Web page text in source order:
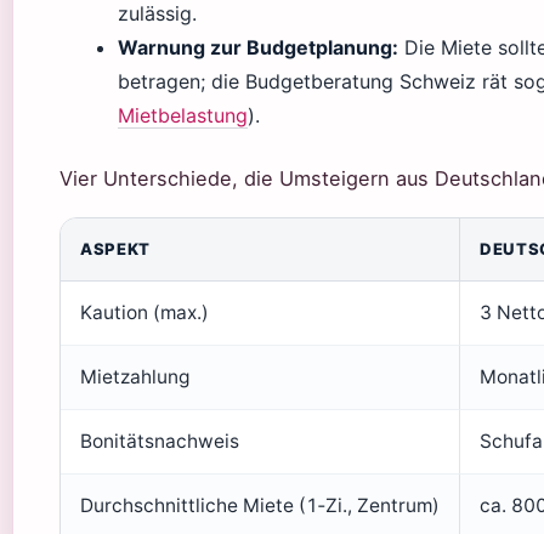
zulässig.
Warnung zur Budgetplanung: Die Miete
betragen; die Budgetberatung Schweiz rät
Mietbelastung).
Vier Unterschiede, die Umsteigern aus
ASPEKT
Kaution (max.) 3
Mietzahlung
Bonitätsnachweis
Durchschnittliche Miete (1‑Zi., Zentrum) ca.